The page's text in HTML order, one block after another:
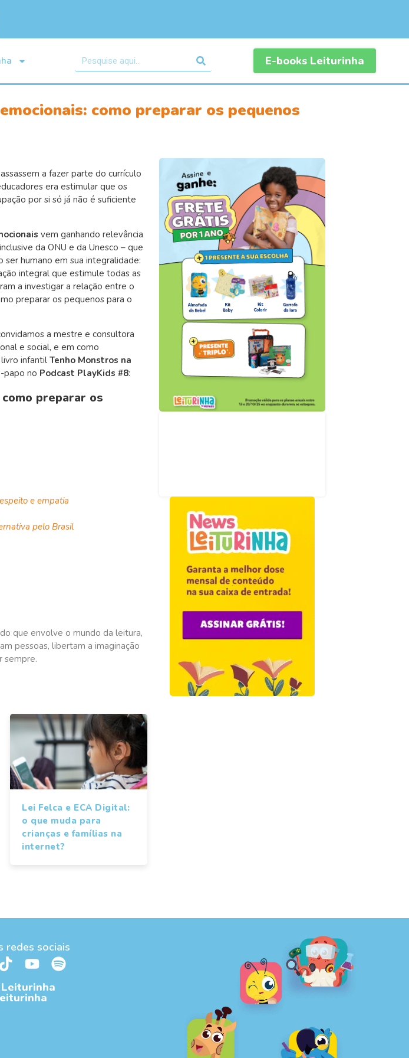
E-books Leiturinha
como preparar os pequenos
a fazer parte do currículo
era estimular que os
por si só já não é suficiente
vem ganhando relevância
da ONU e da Unesco – que
ser humano em sua integralidade:
integral que estimule todas as
a investigar a relação entre o
preparar os pequenos para o
a mestre e consultora
e social, e em como
infantil Tenho Monstros na
papo no Podcast PlayKids #8:
preparar os
e empatia
pelo Brasil
que envolve o mundo da leitura,
pessoas, libertam a imaginação
sempre.
Lei Felca e ECA Digital:
o que muda para
crianças e famílias na
internet?
redes sociais